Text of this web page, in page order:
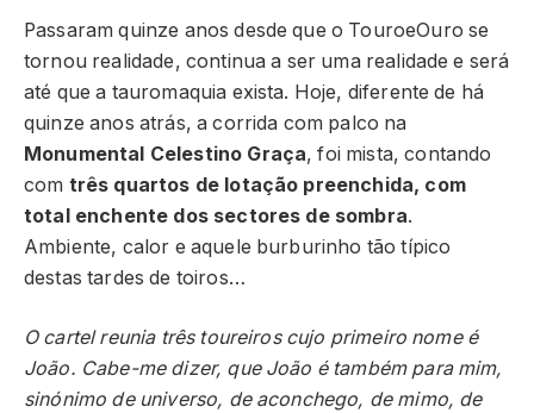
Passaram quinze anos desde que o TouroeOuro se
tornou realidade, continua a ser uma realidade e será
até que a tauromaquia exista. Hoje, diferente de há
quinze anos atrás, a corrida com palco na
Monumental Celestino Graça, foi mista, contando
com três quartos de lotação preenchida, com
total enchente dos sectores de sombra.
Ambiente, calor e aquele burburinho tão típico
destas tardes de toiros…
O cartel reunia três toureiros cujo primeiro nome é
João. Cabe-me dizer, que João é também para mim,
sinónimo de universo, de aconchego, de mimo, de